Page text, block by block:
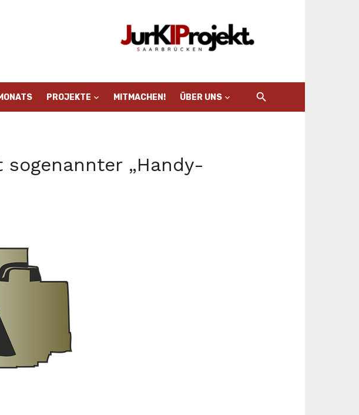
PROJEKTE MITMACHEN! ÜBER UNS
„Handy-